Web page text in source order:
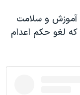
آموزش و سلامت
که لغو حکم اعدام